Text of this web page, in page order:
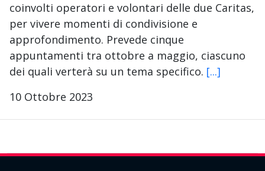
coinvolti operatori e volontari delle due Caritas,
per vivere momenti di condivisione e
approfondimento. Prevede cinque
appuntamenti tra ottobre a maggio, ciascuno
dei quali verterà su un tema specifico. [...]
10 Ottobre 2023